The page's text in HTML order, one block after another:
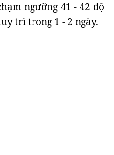
ngưỡng 41 - 42 độ
trì trong 1 - 2 ngày.